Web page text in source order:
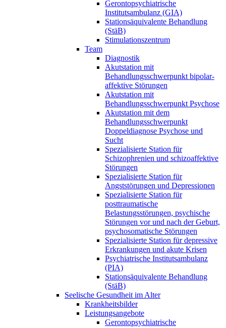
Gerontopsychiatrische
Institutsambulanz (GIA)
Stationsäquivalente Behandlung
(StäB)
Stimulationszentrum
Team
Diagnostik
Akutstation mit
Behandlungsschwerpunkt bipolar-
affektive Störungen
Akutstation mit
Behandlungsschwerpunkt Psychose
Akutstation mit dem
Behandlungsschwerpunkt
Doppeldiagnose Psychose und
Sucht
Spezialisierte Station für
Schizophrenien und schizoaffektive
Störungen
Spezialisierte Station für
Angststörungen und Depressionen
Spezialisierte Station für
posttraumatische
Belastungsstörungen, psychische
Störungen vor und nach der Geburt,
psychosomatische Störungen
Spezialisierte Station für depressive
Erkrankungen und akute Krisen
Psychiatrische Institutsambulanz
(PIA)
Stationsäquivalente Behandlung
(StäB)
Seelische Gesundheit im Alter
Krankheitsbilder
Leistungsangebote
Gerontopsychiatrische